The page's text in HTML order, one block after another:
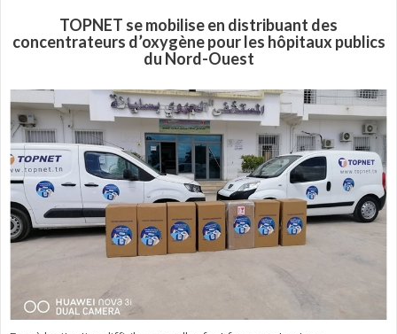
TOPNET se mobilise en distribuant des
concentrateurs d’oxygène pour les hôpitaux publics
du Nord-Ouest